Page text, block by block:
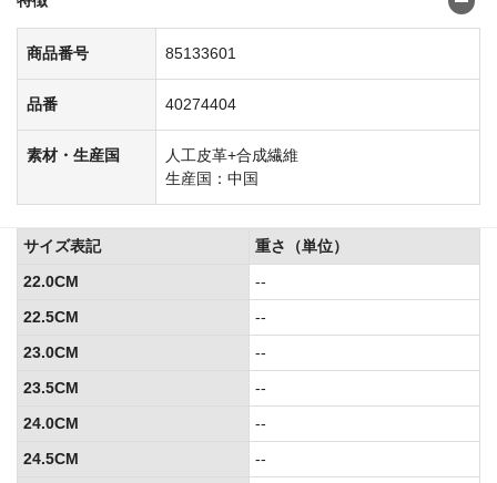
商品番号 85133601
品番 40274404
素材・生産国
人工皮革+合成繊維
生産国：中国
サイズ表記
重さ（単位）
22.0CM
--
22.5CM
--
23.0CM
--
23.5CM
--
24.0CM
--
24.5CM
--